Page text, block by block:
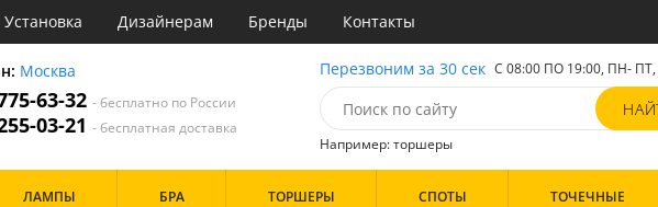
Установка Дизайнерам Бренды Контакты
Москва
63-32- бесплатно по России
03-21- бесплатная доставка
Перезвоним за 30 сек С 08:00 ПО 19:00, ПН- ПТ,
Например: торшеры
ЛАМПЫ БРА ТОРШЕРЫ СПОТЫ ТОЧЕЧНЫЕ